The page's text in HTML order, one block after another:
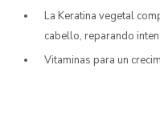
La Keratina vegetal
cabello, reparando
Vitaminas para un